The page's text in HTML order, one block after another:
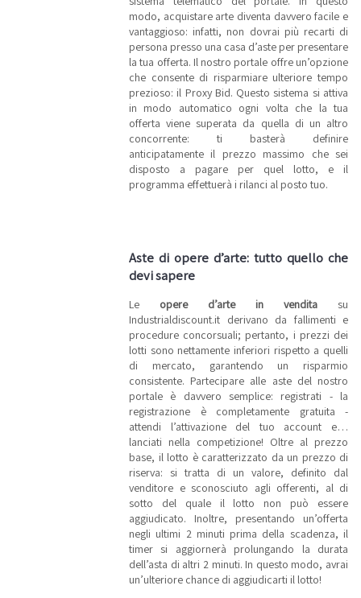
modo, acquistare arte diventa davvero facile e
vantaggioso: infatti, non dovrai più recarti di
persona presso una casa d’aste per presentare
la tua offerta. Il nostro portale offre un’opzione
che consente di risparmiare ulteriore tempo
prezioso: il Proxy Bid. Questo sistema si attiva
in modo automatico ogni volta che la tua
offerta viene superata da quella di un altro
concorrente: ti basterà definire
anticipatamente il prezzo massimo che sei
disposto a pagare per quel lotto, e il
programma effettuerà i rilanci al posto tuo.
Aste di opere d’arte: tutto quello che
devi sapere
Le opere d’arte in vendita su
Industrialdiscount.it derivano da fallimenti e
procedure concorsuali; pertanto, i prezzi dei
lotti sono nettamente inferiori rispetto a quelli
di mercato, garantendo un risparmio
consistente. Partecipare alle aste del nostro
portale è davvero semplice: registrati - la
registrazione è completamente gratuita -
attendi l’attivazione del tuo account e…
lanciati nella competizione! Oltre al prezzo
base, il lotto è caratterizzato da un prezzo di
riserva: si tratta di un valore, definito dal
venditore e sconosciuto agli offerenti, al di
sotto del quale il lotto non può essere
aggiudicato. Inoltre, presentando un’offerta
negli ultimi 2 minuti prima della scadenza, il
timer si aggiornerà prolungando la durata
dell’asta di altri 2 minuti. In questo modo, avrai
un’ulteriore chance di aggiudicarti il lotto!